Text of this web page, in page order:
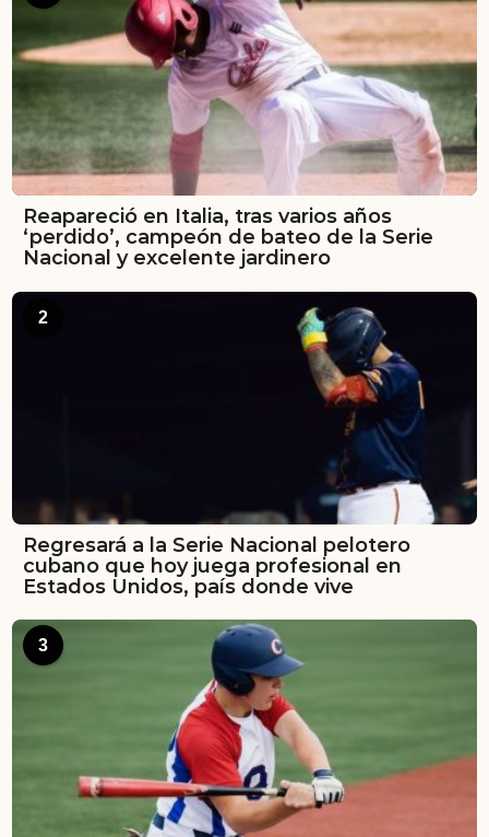
Reapareció en Italia, tras varios años
‘perdido’, campeón de bateo de la Serie
Nacional y excelente jardinero
2
Regresará a la Serie Nacional pelotero
cubano que hoy juega profesional en
Estados Unidos, país donde vive
3